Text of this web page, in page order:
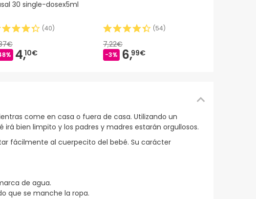
30 single-dosex5ml
(40)
4,10€
(54)
7,22€
-3% 6,99€
come en casa o fuera de casa. Utilizando un
bien limpito y los padres y madres estarán orgullosos.
fácilmente al cuerpecito del bebé. Su carácter
de agua.
que se manche la ropa.